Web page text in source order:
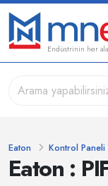
Endüstrinin her
Eaton :
Eaton Kontrol Paneli